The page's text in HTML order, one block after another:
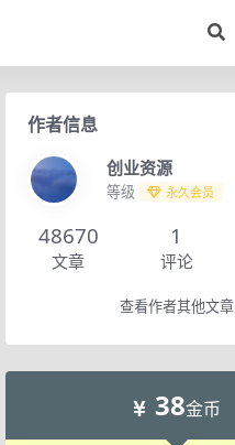
作者信息
创业资源
等级 永久会员
48670
文章
1
评论
查看作者其他文章
38金币